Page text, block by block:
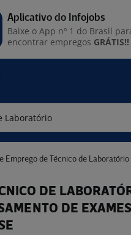
Emprego de Técnico de Laboratório
DE
DE
Aplicativo do Infojobs
Baixe o App nº 1 do Brasil
encontrar empregos GRÁTIS!!